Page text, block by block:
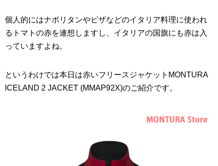
個人的にはナポリタンやピザなどのイタリア料理に使われ
るトマトの赤を連想しますし、イタリアの国旗にも赤は入
っていますよね。
というわけでは本日は赤いフリースジャケットMONTURA
ICELAND 2 JACKET (MMAP92X)のご紹介です。